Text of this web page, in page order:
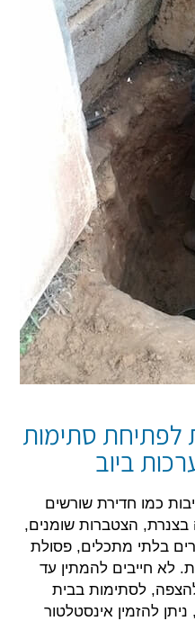
לפתיחת סתימות
ביוב
כמו חדירת שורשים
בצנרת, הצטברות שומנים,
בלתי מתכלים, פסולת
לא חייבים להמתין עד
לסתימות בבית
להזמין אינסטלטור